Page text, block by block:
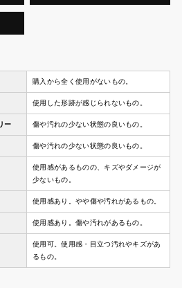
購入から全く使用がないもの。
使用した形跡が感じられないもの。
ー 傷や汚れの少ない状態の良いもの。
傷や汚れの少ない状態の良いもの。
使用感があるものの、キズやダメージが
少ないもの。
使用感あり。やや傷や汚れがあるもの。
使用感あり。傷や汚れがあるもの。
使用可。使用感・目立つ汚れやキズがあ
るもの。